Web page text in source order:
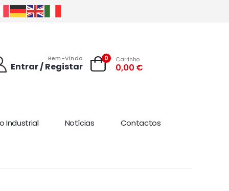
Bem-Vindo
Entrar / Registar
0 Carrinho
0,00 €
Industrial Notícias Contactos